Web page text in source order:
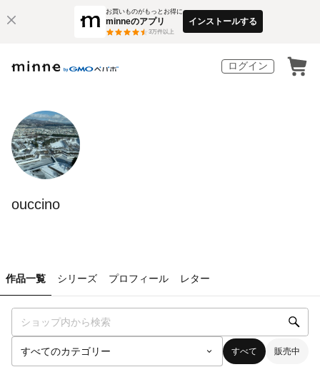
お買いものがもっとお得に
minneのアプリ
3万件以上
インストールする
ログイン
ouccino
作品一覧 シリーズ プロフィール レター
すべて 販売中